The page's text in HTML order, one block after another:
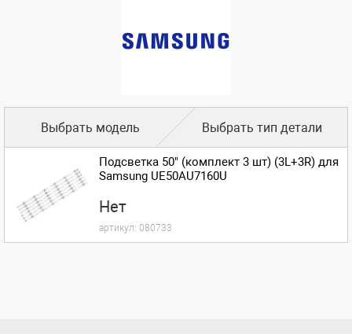
Выбрать модель Выбрать тип детали
Подсветка 50" (комплект 3 шт) (3L+3R) для
Samsung UE50AU7160U
Нет
артикул: 080733